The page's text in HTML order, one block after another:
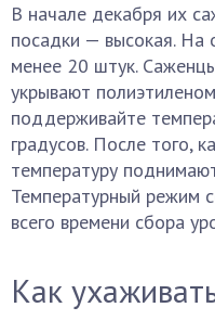
В начале декабря их
посадки — высокая. На
менее 20 штук.
укрывают
поддерживайте
градусов. После того,
температуру
Температурный режим
всего времени сбора
Как